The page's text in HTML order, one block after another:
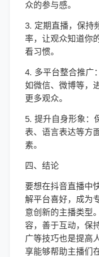
众的参与感。
3. 定期直播，保持
率，让观众知道你
看习惯。
4. 多平台整合推广
如微信、微博等，
更多观众。
5. 提升自身形象：
表、语言表达等方
素。
四、结论
要想在抖音直播中
解平台喜好，成为
意创新的主播类型
容，善于互动，保
广等技巧也是提高
享能够帮助主播们